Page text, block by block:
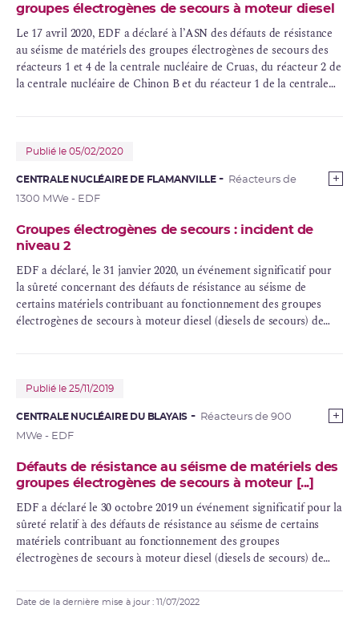
groupes électrogènes de secours à moteur diesel
Le 17 avril 2020, EDF a déclaré à l’ASN des défauts de résistance
au séisme de matériels des groupes électrogènes de secours des
réacteurs 1 et 4 de la centrale nucléaire de Cruas, du réacteur 2 de
la centrale nucléaire de Chinon B et du réacteur 1 de la centrale
Publié le 05/02/2020
CENTRALE NUCLÉAIRE DE FLAMANVILLE
Réacteurs de
1300 MWe - EDF
Groupes électrogènes de secours : incident de
niveau 2
EDF a déclaré, le 31 janvier 2020, un événement significatif pour
la sûreté concernant des défauts de résistance au séisme de
certains matériels contribuant au fonctionnement des groupes
électrogènes de secours à moteur diesel (diesels de secours) de
Publié le 25/11/2019
CENTRALE NUCLÉAIRE DU BLAYAIS
Réacteurs de 900
MWe - EDF
Défauts de résistance au séisme de matériels des
groupes électrogènes de secours à moteur [...]
EDF a déclaré le 30 octobre 2019 un événement significatif pour la
sûreté relatif à des défauts de résistance au séisme de certains
matériels contribuant au fonctionnement des groupes
électrogènes de secours à moteur diesel (diesels de secours) de
Date de la dernière mise à jour : 11/07/2022